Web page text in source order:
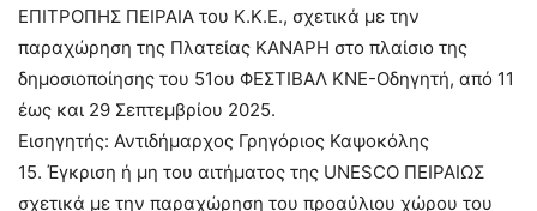
ΕΠΙΤΡΟΠΗΣ ΠΕΙΡΑΙΑ του Κ.Κ.Ε., σχετικά με την
παραχώρηση της Πλατείας ΚΑΝΑΡΗ στο πλαίσιο της
δημοσιοποίησης του 51ου ΦΕΣΤΙΒΑΛ ΚΝΕ-Οδηγητή, από 11
έως και 29 Σεπτεμβρίου 2025.
Εισηγητής: Αντιδήμαρχος Γρηγόριος Καψοκόλης
15. Έγκριση ή μη του αιτήματος της UNESCO ΠΕΙΡΑΙΩΣ
σχετικά με την παραχώρηση του προαύλιου χώρου του